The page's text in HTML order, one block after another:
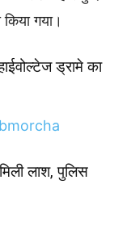
गया।
ड्रामे का
लाश, पुलिस